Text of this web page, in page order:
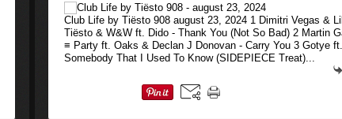
Club Life by Tiësto 908 august 23, 2024 1 Dimitri Vegas &
Tiësto & W&W ft. Dido - Thank You (Not So Bad) 2 Martin
≡ Party ft. Oaks & Declan J Donovan - Carry You 3 Gotye
Somebody That I Used To Know (SIDEPIECE Treat)...